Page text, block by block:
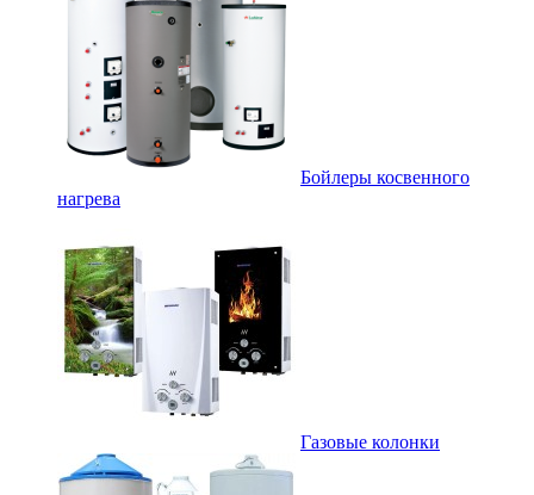
Бойлеры косвенного
нагрева
Газовые колонки